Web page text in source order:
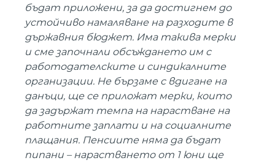
бъдат приложени, за да достигнем до
устойчиво намаляване на разходите в
държавния бюджет. Има такива мерки
и сме започнали обсъждането им с
работодателските и синдикалните
организации. Не бързаме с вдигане на
данъци, ще се приложат мерки, които
да задържат темпа на нарастване на
работните заплати и на социалните
плащания. Пенсиите няма да бъдат
пипани – нарастването от 1 юни ще